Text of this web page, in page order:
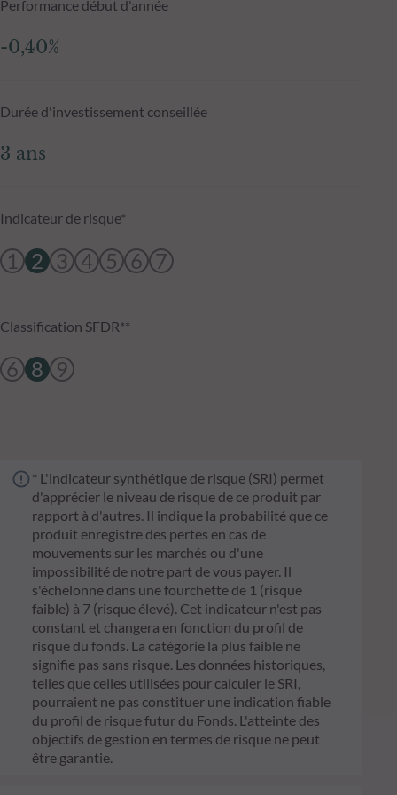
Performance début d'année
-0,40%
Durée d'investissement conseillée
3 ans
Indicateur de risque*
1 2 3 4 5 6 7
Classification SFDR**
6 8 9
* L'indicateur synthétique de risque (SRI) permet
d'apprécier le niveau de risque de ce produit par
rapport à d'autres. Il indique la probabilité que ce
produit enregistre des pertes en cas de
mouvements sur les marchés ou d'une
impossibilité de notre part de vous payer. Il
s'échelonne dans une fourchette de 1 (risque
faible) à 7 (risque élevé). Cet indicateur n'est pas
constant et changera en fonction du profil de
risque du fonds. La catégorie la plus faible ne
signifie pas sans risque. Les données historiques,
telles que celles utilisées pour calculer le SRI,
pourraient ne pas constituer une indication fiable
du profil de risque futur du Fonds. L'atteinte des
objectifs de gestion en termes de risque ne peut
être garantie.